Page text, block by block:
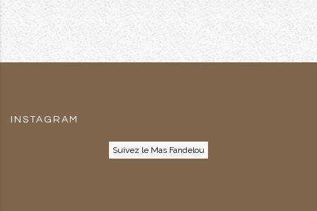
INSTAGRAM
Suivez le Mas Fandelou